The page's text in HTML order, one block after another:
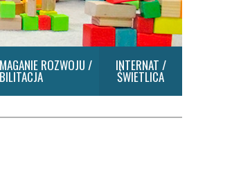
ROZWOJU / INTERNAT /
ŚWIETLICA